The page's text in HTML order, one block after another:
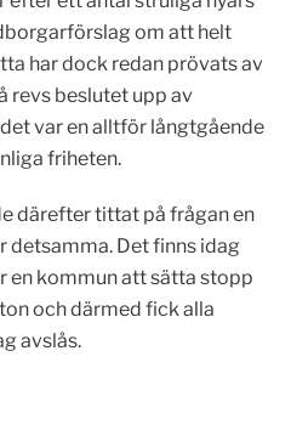
om att helt
har dock redan prövats av
revs beslutet upp av
var en alltför långtgående
friheten.
därefter tittat på frågan en
detsamma. Det finns idag
en kommun att sätta stopp
och därmed fick alla
avslås.